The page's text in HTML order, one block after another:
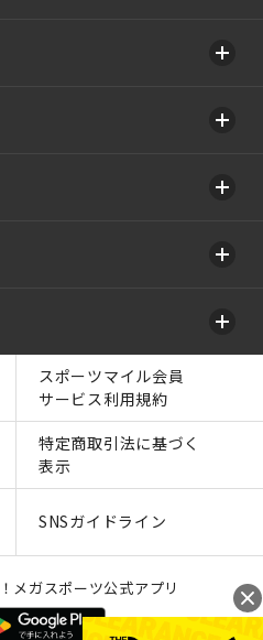
スポーツマイル会員
サービス利用規約
特定商取引法に基づく
表示
SNSガイドライン
メガスポーツ公式アプリ